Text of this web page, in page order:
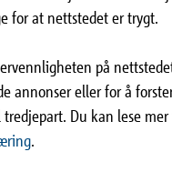
for at nettstedet er trygt.
på
annonser eller for å
Du kan lese
.
lagerskuret
NL
og pålitelige produkter